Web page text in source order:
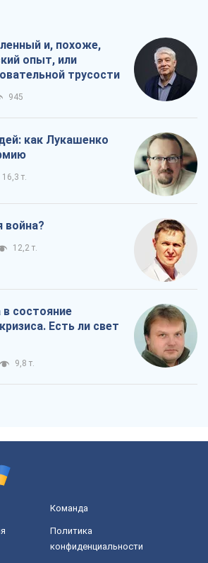
и, похоже,
опыт, или
трусости
945
как Лукашенко
16,3 т.
война?
12,2 т.
в состояние
Есть ли свет
9,8 т.
Команда
Политика
конфиденциальности